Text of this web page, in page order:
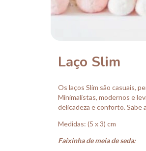
Laço Slim
Os laços Slim são casuais,
Minimalistas, modernos e
delicadeza e conforto. Sabe
Medidas: (5 x 3) cm
Faixinha de meia de seda: